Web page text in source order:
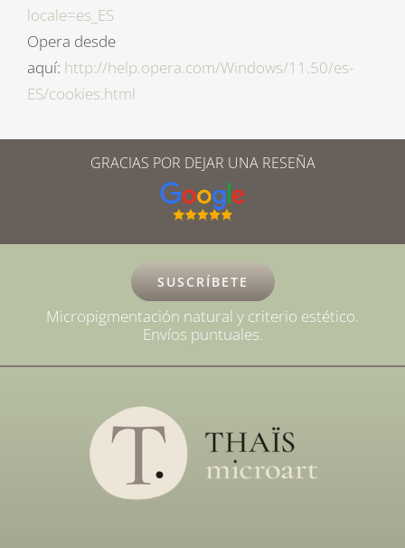
locale=es_ES
Opera desde
aquí: http://help.opera.com/Windows/11.50/es-
ES/cookies.html
GRACIAS POR DEJAR UNA RESEÑA
SUSCRÍBETE
Micropigmentación natural y criterio estético.
Envíos puntuales.